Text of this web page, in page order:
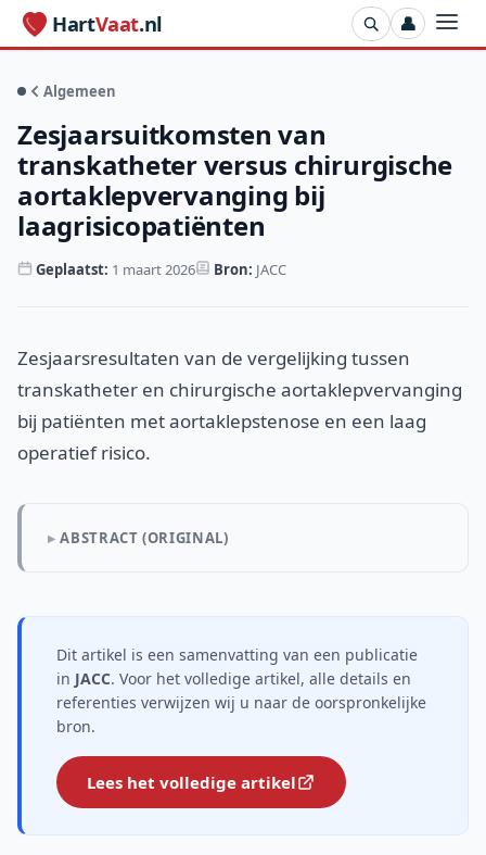
HartVaat.nl 👤
Algemeen
Zesjaarsuitkomsten van
transkatheter versus chirurgische
aortaklepvervanging bij
laagrisicopatiënten
Geplaatst: 1 maart 2026 Bron: JACC
Zesjaarsresultaten van de vergelijking tussen
transkatheter en chirurgische aortaklepvervanging
bij patiënten met aortaklepstenose en een laag
operatief risico.
ABSTRACT (ORIGINAL)
Dit artikel is een samenvatting van een publicatie
in JACC. Voor het volledige artikel, alle details en
referenties verwijzen wij u naar de oorspronkelijke
bron.
Lees het volledige artikel